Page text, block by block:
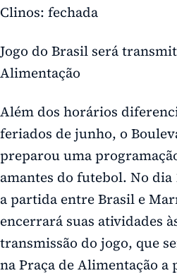
Clinos: fechada
Jogo do Brasil será
Alimentação
Além dos horários
feriados de junho, o
preparou uma
amantes do futebol. No
a partida entre Brasil e
encerrará suas atividades
transmissão do jogo, que
na Praça de Alimentação a